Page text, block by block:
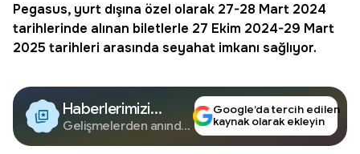
Pegasus, yurt dışına özel olarak 27-28 Mart 2024
tarihlerinde alınan biletlerle 27 Ekim 2024-29 Mart
2025 tarihleri arasında seyahat imkanı sağlıyor.
Haberlerimizi
Google'da Takip
Edin
Gelişmelerden anında
Google’da tercih edilen
kaynak olarak ekleyin